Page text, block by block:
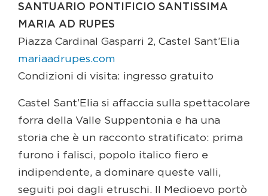
SANTUARIO PONTIFICIO SANTISSIMA
MARIA AD RUPES
Piazza Cardinal Gasparri 2, Castel Sant’Elia
mariaadrupes.com
Condizioni di visita: ingresso gratuito
Castel Sant’Elia si affaccia sulla spettacolare
forra della Valle Suppentonia e ha una
storia che è un racconto stratificato: prima
furono i falisci, popolo italico fiero e
indipendente, a dominare queste valli,
seguiti poi dagli etruschi. Il Medioevo portò